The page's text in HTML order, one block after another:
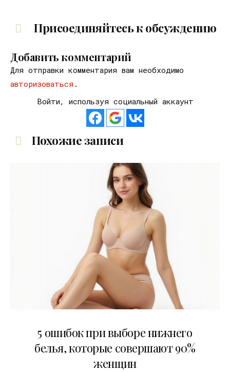
Присоединяйтесь к обсуждению
Добавить комментарий
Для отправки комментария вам необходимо
авторизоваться .
Войти, используя социальный аккаунт
Похожие записи
5 ошибок при выборе нижнего
белья, которые совершают 90%
женщин